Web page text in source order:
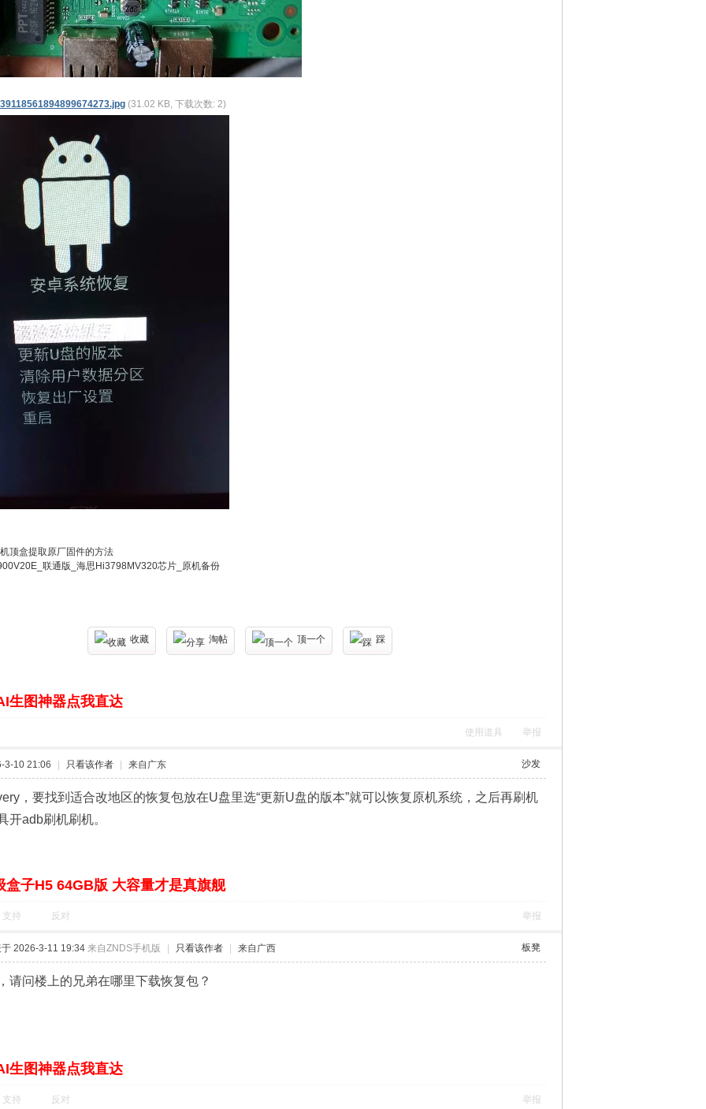
(31.02 KB, 下载次数: 2)
顶盒提取原厂固件的方法
联通版_海思Hi3798MV320芯片_原机备份
收藏 淘帖 顶一个 踩
生图神器点我直达
使用道具 举报
沙发
3-10 21:06 只看该作者 来自广东
，要找到适合改地区的恢复包放在U盘里选“更新U盘的版本”就可以恢复原机系统，之后再刷机
开adb刷机刷机。
盒子H5 64GB版 大容量才是真旗舰
支持 反对 举报
板凳
于 2026-3-11 19:34 来自ZNDS手机版 只看该作者 来自广西
请问楼上的兄弟在哪里下载恢复包？
生图神器点我直达
支持 反对 举报